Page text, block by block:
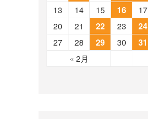
« 2月
13
14 15 16 17
20
21 22 23 24
27
28 29 30 31